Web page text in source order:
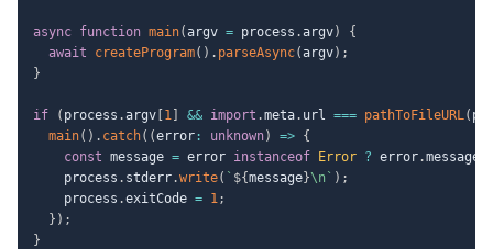
async function main(argv = process .argv)
{
await
createProgram( ) . parseAsync(argv) ;
}
if ( process .argv 1 && import .meta. url === pathToFileURL(
main( ) . catch( (error : unknown) => {
const message = error instanceof Error ? error.message
    process
. stderr.write( ` ${message}\n ` ) ;
    process
.exitCode = 1;
} ) ;
}